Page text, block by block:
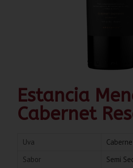
Estancia
Cabernet
Uva
Sabor
Semi